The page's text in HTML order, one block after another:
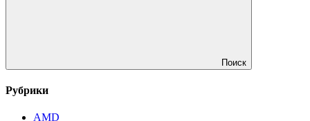
Поиск
Рубрики
AMD